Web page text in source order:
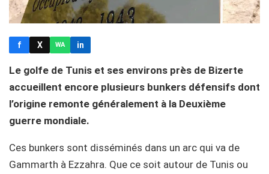
f X WA in
Le golfe de Tunis et ses environs près de Bizerte
accueillent encore plusieurs bunkers défensifs dont
l’origine remonte généralement à la Deuxième
guerre mondiale.
Ces bunkers sont disséminés dans un arc qui va de
Gammarth à Ezzahra. Que ce soit autour de Tunis ou